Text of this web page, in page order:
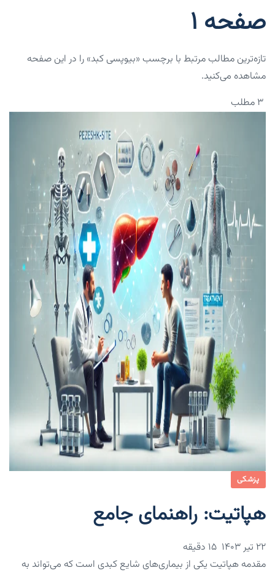
صفحه 1
تازه‌ترین مطالب مرتبط با برچسب «بیوپسی کبد» را در این صفحه
مشاهده می‌کنید.
۳ مطلب
پزشکی
هپاتیت: راهنمای جامع
۲۲ تیر ۱۴۰۳
مقدمه هپاتیت یکی از بیماری‌های شایع کبدی است که می‌تواند به